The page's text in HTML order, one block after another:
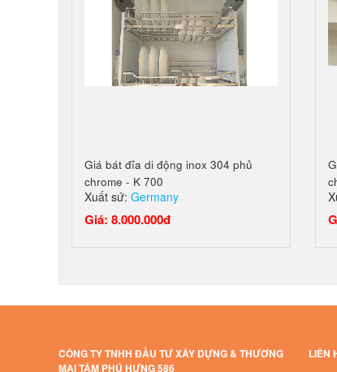
Giá bát đĩa di động inox 304 phủ
chrome - K 700
Xuất sứ: Germany
Giá: 8.000.000đ
CÔNG TY TNHH ĐẦU TƯ XÂY DỰNG & THƯƠNG
MẠI TÂM PHÚ HƯNG 586
LIÊN